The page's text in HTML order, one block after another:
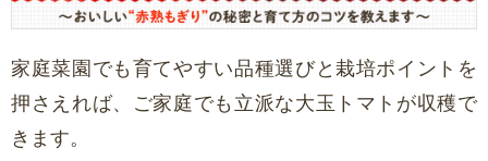
家庭菜園でも育てやすい品種選びと栽培ポイントを
押さえれば、ご家庭でも立派な大玉トマトが収穫で
きます。